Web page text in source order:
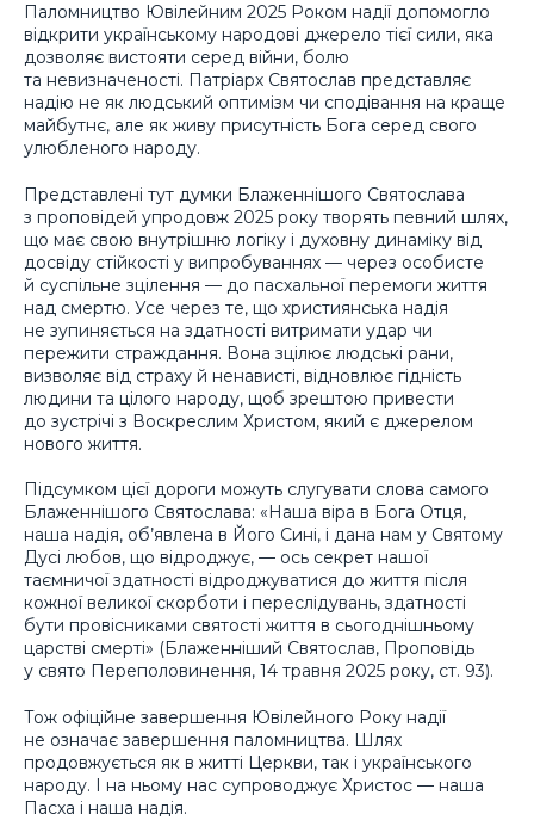
Паломництво Ювілейним 2025 Роком надії допомогло
відкрити українському народові джерело тієї сили, яка
дозволяє вистояти серед війни, болю
та невизначеності. Патріарх Святослав представляє
надію не як людський оптимізм чи сподівання на краще
майбутнє, але як живу присутність Бога серед свого
улюбленого народу.
Представлені тут думки Блаженнішого Святослава
з проповідей упродовж 2025 року творять певний шлях,
що має свою внутрішню логіку і духовну динаміку від
досвіду стійкості у випробуваннях — через особисте
й суспільне зцілення — до пасхальної перемоги життя
над смертю. Усе через те, що християнська надія
не зупиняється на здатності витримати удар чи
пережити страждання. Вона зцілює людські рани,
визволяє від страху й ненависті, відновлює гідність
людини та цілого народу, щоб зрештою привести
до зустрічі з Воскреслим Христом, який є джерелом
нового життя.
Підсумком цієї дороги можуть слугувати слова самого
Блаженнішого Святослава: «Наша віра в Бога Отця,
наша надія, об’явлена в Його Сині, і дана нам у Святому
Дусі любов, що відроджує, — ось секрет нашої
таємничої здатності відроджуватися до життя після
кожної великої скорботи і переслідувань, здатності
бути провісниками святості життя в сьогоднішньому
царстві смерті» (Блаженніший Святослав, Проповідь
у свято Переполовинення, 14 травня 2025 року, ст. 93).
Тож офіційне завершення Ювілейного Року надії
не означає завершення паломництва. Шлях
продовжується як в житті Церкви, так і українського
народу. І на ньому нас супроводжує Христос — наша
Пасха і наша надія.